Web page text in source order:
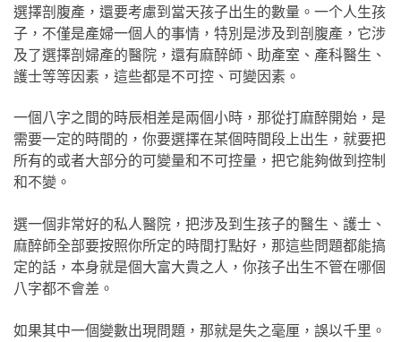
選擇剖腹產，還要考慮到當天孩子出生的數量。一个人生孩
子，不僅是產婦一個人的事情，特別是涉及到剖腹產，它涉
及了選擇剖婦產的醫院，還有麻醉師、助產室、產科醫生、
護士等等因素，這些都是不可控、可變因素。
一個八字之間的時辰相差是兩個小時，那從打麻醉開始，是
需要一定的時間的，你要選擇在某個時間段上出生，就要把
所有的或者大部分的可變量和不可控量，把它能夠做到控制
和不變。
選一個非常好的私人醫院，把涉及到生孩子的醫生、護士、
麻醉師全部要按照你所定的時間打點好，那這些問題都能搞
定的話，本身就是個大富大貴之人，你孩子出生不管在哪個
八字都不會差。
如果其中一個變數出現問題，那就是失之毫厘，誤以千里。